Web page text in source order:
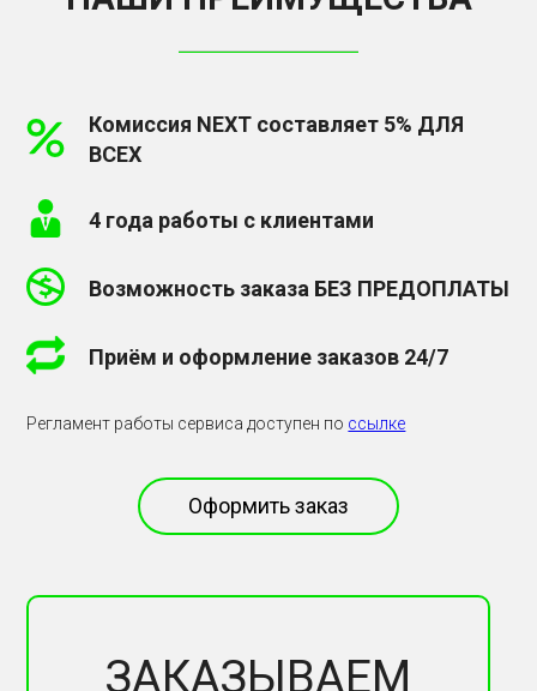
Комиссия NEXT составляет 5% ДЛЯ
ВСЕХ
4 года работы с клиентами
Возможность заказа БЕЗ ПРЕДОПЛАТЫ
Приём и оформление заказов 24/7
Регламент работы сервиса доступен по ссылке
Оформить заказ
ЗАКАЗЫВАЕМ